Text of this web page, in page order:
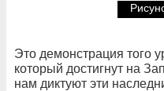
Это демонстрация того
который достигнут на
нам диктуют эти